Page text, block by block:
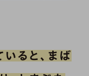
ると、まば